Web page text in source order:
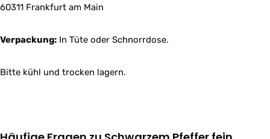
60311 Frankfurt am Main
Verpackung: In Tüte oder Schnorrdose.
Bitte kühl und trocken lagern.